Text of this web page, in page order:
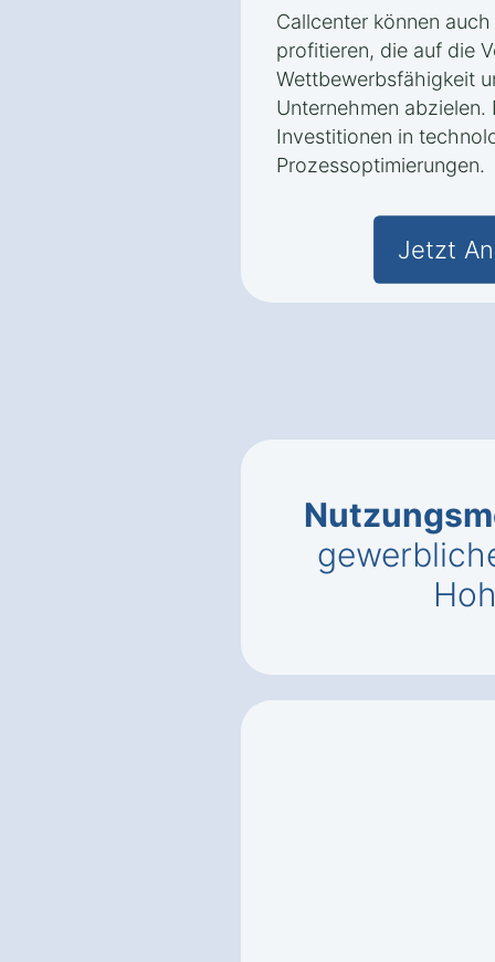
Callcenter können
profitieren, die auf die
Wettbewerbsfähigkeit
Unternehmen
Investitionen in
Prozessoptimierungen.
Jetzt